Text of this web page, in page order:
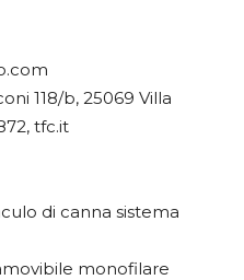
118/b, 25069 Villa
tfc.it
di canna sistema
monofilare